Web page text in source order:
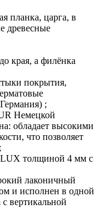
планка, царга, в
древесные
края, а филёнка
покрытия,
;
Немецкой
обладает высокими
что позволяет
толщиной 4 мм с
лаконичный
и исполнен в одной
вертикальной